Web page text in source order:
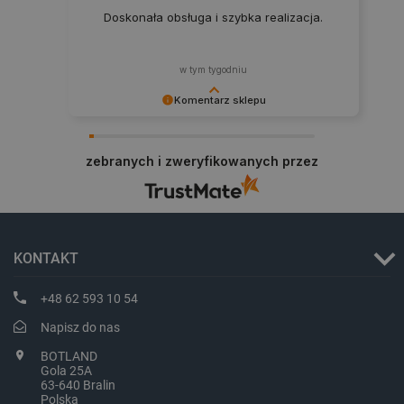
Komentarz sklepu
zakupy.
Doskonała obsługa i szybka realizacja.
w tym tygodniu
zebranych i zweryfikowanych przez
KONTAKT
+48 62 593 10 54
Napisz do nas
BOTLAND
Gola 25A
63-640 Bralin
Polska